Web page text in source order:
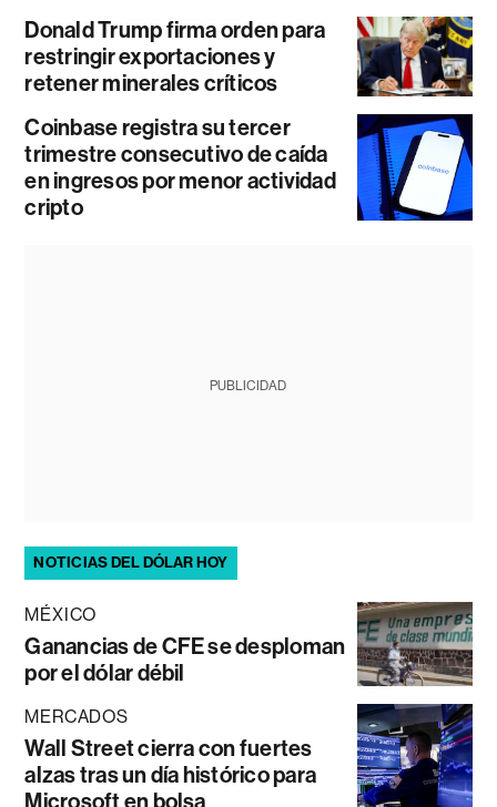
Donald Trump firma orden para
restringir exportaciones y
retener minerales críticos
Coinbase registra su tercer
trimestre consecutivo de caída
en ingresos por menor actividad
cripto
PUBLICIDAD
NOTICIAS DEL DÓLAR HOY
MÉXICO
Ganancias de CFE se desploman
por el dólar débil
MERCADOS
Wall Street cierra con fuertes
alzas tras un día histórico para
Microsoft en bolsa